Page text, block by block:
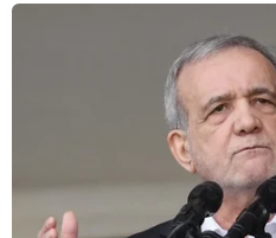
Chợ hoa Hàng Lược –
nơi cất giữ ký ức Tết xưa
Trong không khí mùa Xuân